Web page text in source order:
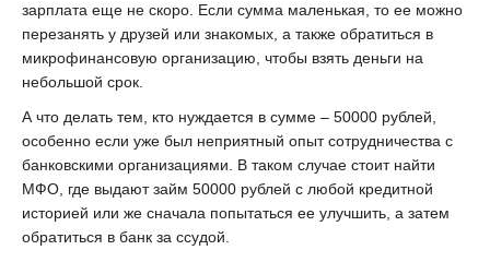
зарплата еще не скоро. Если сумма маленькая, то ее можно
перезанять у друзей или знакомых, а также обратиться в
микрофинансовую организацию, чтобы взять деньги на
небольшой срок.
А что делать тем, кто нуждается в сумме – 50000 рублей,
особенно если уже был неприятный опыт сотрудничества с
банковскими организациями. В таком случае стоит найти
МФО, где выдают займ 50000 рублей с любой кредитной
историей или же сначала попытаться ее улучшить, а затем
обратиться в банк за ссудой.